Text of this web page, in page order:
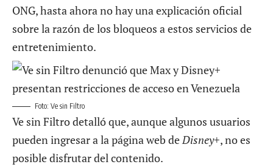
ONG, hasta ahora no hay una explicación oficial
sobre la razón de los bloqueos a estos servicios de
entretenimiento.
Foto: Ve sin Filtro
Ve sin Filtro detalló que, aunque algunos usuarios
pueden ingresar a la página web deDisney+, no es
posible disfrutar del contenido.